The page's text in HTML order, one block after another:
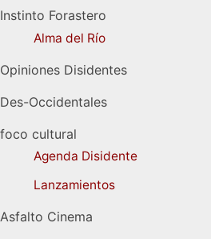
Instinto Forastero
Alma del Río
Opiniones Disidentes
Des-Occidentales
foco cultural
Agenda Disidente
Lanzamientos
Asfalto Cinema